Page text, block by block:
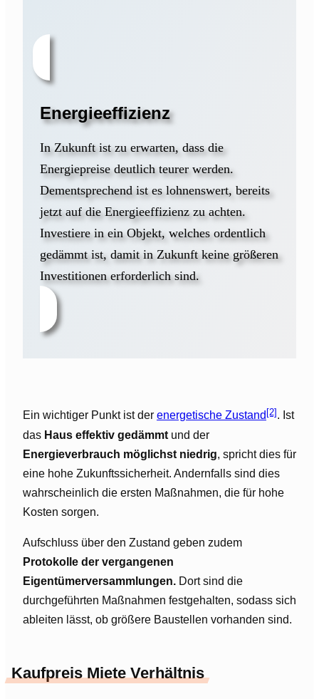
Energieeffizienz
In Zukunft ist zu erwarten, dass die
Energiepreise deutlich teurer werden.
Dementsprechend ist es lohnenswert, bereits
jetzt auf die Energieeffizienz zu achten.
Investiere in ein Objekt, welches ordentlich
gedämmt ist, damit in Zukunft keine größeren
Investitionen erforderlich sind.
Ein wichtiger Punkt ist der energetische Zustand [2]. Ist
das Haus effektiv gedämmt und der
Energieverbrauch möglichst niedrig, spricht dies für
eine hohe Zukunftssicherheit. Andernfalls sind dies
wahrscheinlich die ersten Maßnahmen, die für hohe
Kosten sorgen.
Aufschluss über den Zustand geben zudem
Protokolle der vergangenen
Eigentümerversammlungen. Dort sind die
durchgeführten Maßnahmen festgehalten, sodass sich
ableiten lässt, ob größere Baustellen vorhanden sind.
Kaufpreis Miete Verhältnis